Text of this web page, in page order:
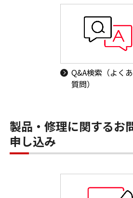
Q&A検索（よく
質問）
製品・修理に関するお
申し込み